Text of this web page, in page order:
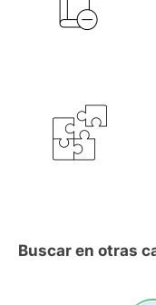
Buscar en otras